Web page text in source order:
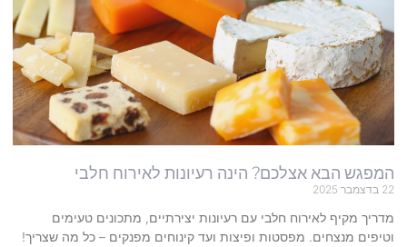
המפגש הבא אצלכם? הינה רעיונות לאירוח חלבי
22 בדצמבר 2025
מדריך מקיף לאירוח חלבי עם רעיונות יצירתיים, מתכונים טעימים
וטיפים מנצחים. מפסטות ופיצות ועד קינוחים מפנקים – כל מה שצריך!